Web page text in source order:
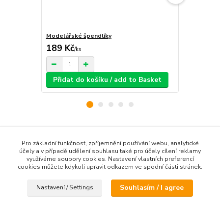
Modelářské špendlíky
189 Kč/ks
Přidat do košíku / add to Basket
Zboží zařazeno v kategoriích / Goods classified in
categories
Házedla a vystřelovadla
Pro základní funkčnost, zpříjemnění používání webu, analytické
účely a v případě udělení souhlasu také pro účely cílení reklamy
využíváme soubory cookies. Nastavení vlastních preferencí
cookies můžete kdykoli upravit odkazem ve spodní části stránek.
Nastavení / Settings Souhlasím / I agree